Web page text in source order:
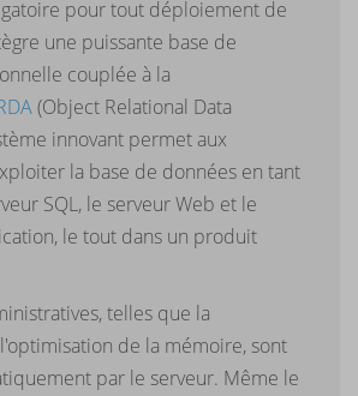
pour tout déploiement de
une puissante base de
couplée à la
(Object Relational Data
innovant permet aux
la base de données en tant
SQL, le serveur Web et le
le tout dans un produit
telles que la
de la mémoire, sont
par le serveur. Même le